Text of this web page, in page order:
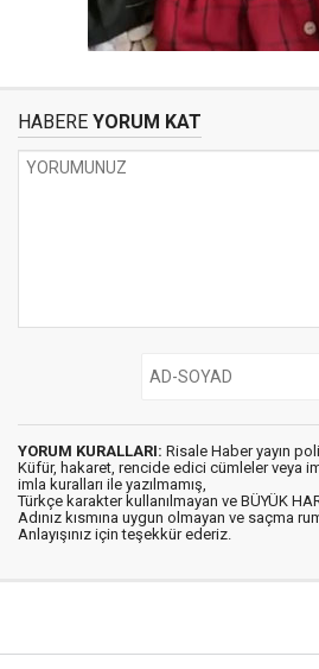
HABERE YORUM KAT
YORUM KURALLARI: Risale Haber yayın
Küfür, hakaret, rencide edici cümleler veya
imla kuralları ile yazılmamış,
Türkçe karakter kullanılmayan ve BÜYÜK
Adınız kısmına uygun olmayan ve saçma
Anlayışınız için teşekkür ederiz.